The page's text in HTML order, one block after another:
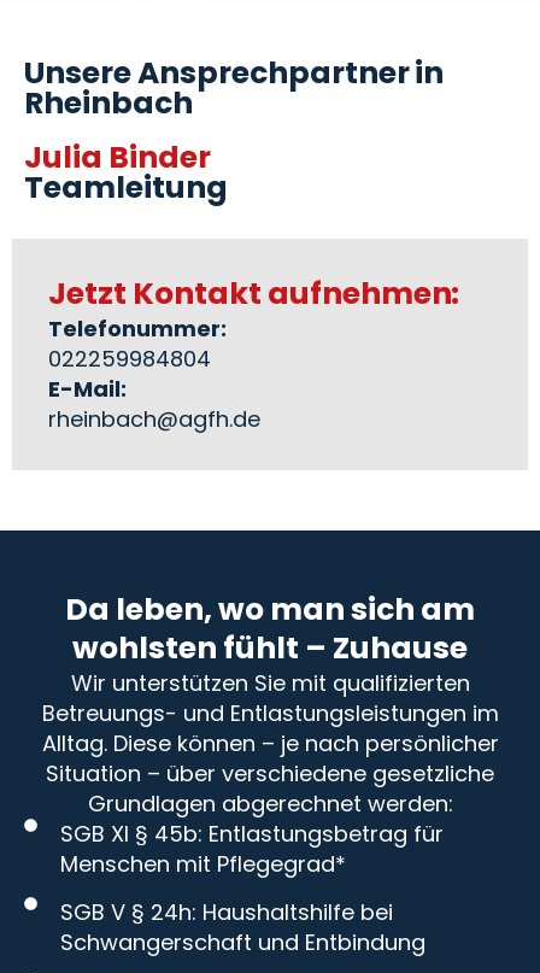
Unsere Ansprechpartner in
Rheinbach
Julia Binder
Teamleitung
Jetzt Kontakt aufnehmen:
Telefonummer:
022259984804
E-Mail:
rheinbach@agfh.de
Da leben, wo man sich am
wohlsten fühlt – Zuhause
Wir unterstützen Sie mit qualifizierten
Betreuungs- und Entlastungsleistungen im
Alltag. Diese können – je nach persönlicher
Situation – über verschiedene gesetzliche
Grundlagen abgerechnet werden:
SGB XI § 45b: Entlastungsbetrag für
Menschen mit Pflegegrad*
SGB V § 24h: Haushaltshilfe bei
Schwangerschaft und Entbindung